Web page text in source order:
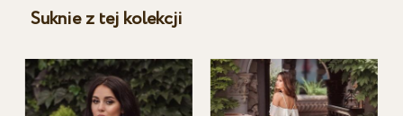
Suknie z tej kolekcji